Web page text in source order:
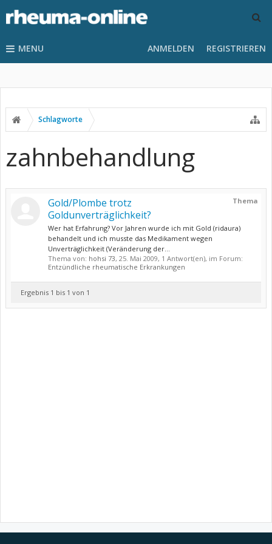
MENU ANMELDEN REGISTRIEREN
Schlagworte
zahnbehandlung
Thema
Gold/Plombe trotz
Goldunverträglichkeit?
Wer hat Erfahrung? Vor Jahren wurde ich mit Gold (ridaura)
behandelt und ich musste das Medikament wegen
Unverträglichkeit (Veränderung der...
Thema von: hohsi 73, 25. Mai 2009, 1 Antwort(en), im Forum:
Entzündliche rheumatische Erkrankungen
Ergebnis 1 bis 1 von 1